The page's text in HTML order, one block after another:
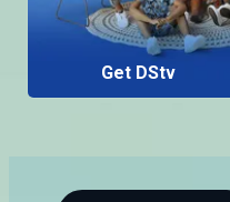
Get DStv